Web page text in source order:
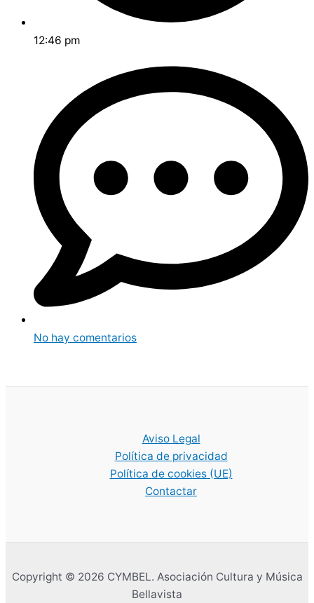
12:46 pm
No hay comentarios
Aviso Legal
Política de privacidad
Política de cookies (UE)
Contactar
Copyright © 2026 CYMBEL. Asociación Cultura y Música
Bellavista